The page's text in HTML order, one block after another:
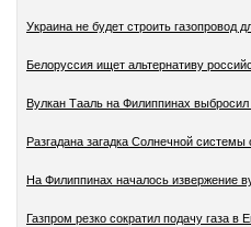
Украина не будет строить газопровод
Белоруссия ищет альтернативу
Вулкан Тааль на Филиппинах
Разгадана загадка Солнечной
На Филиппинах началось извержение
Газпром резко сократил подачу газа в